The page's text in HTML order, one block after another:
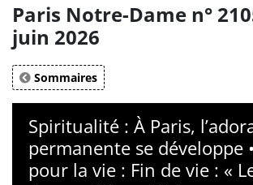
Paris Notre-Dame n°
juin 2026
Sommaires
Spiritualité : À Paris,
permanente se développe
pour la vie : Fin de vie : «